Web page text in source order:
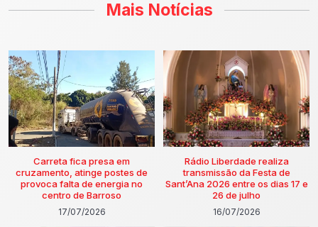
Mais Notícias
Carreta fica presa em
cruzamento, atinge postes de
provoca falta de energia no
centro de Barroso
17/07/2026
Rádio Liberdade realiza
transmissão da Festa de
Sant’Ana 2026 entre os dias 17 e
26 de julho
16/07/2026